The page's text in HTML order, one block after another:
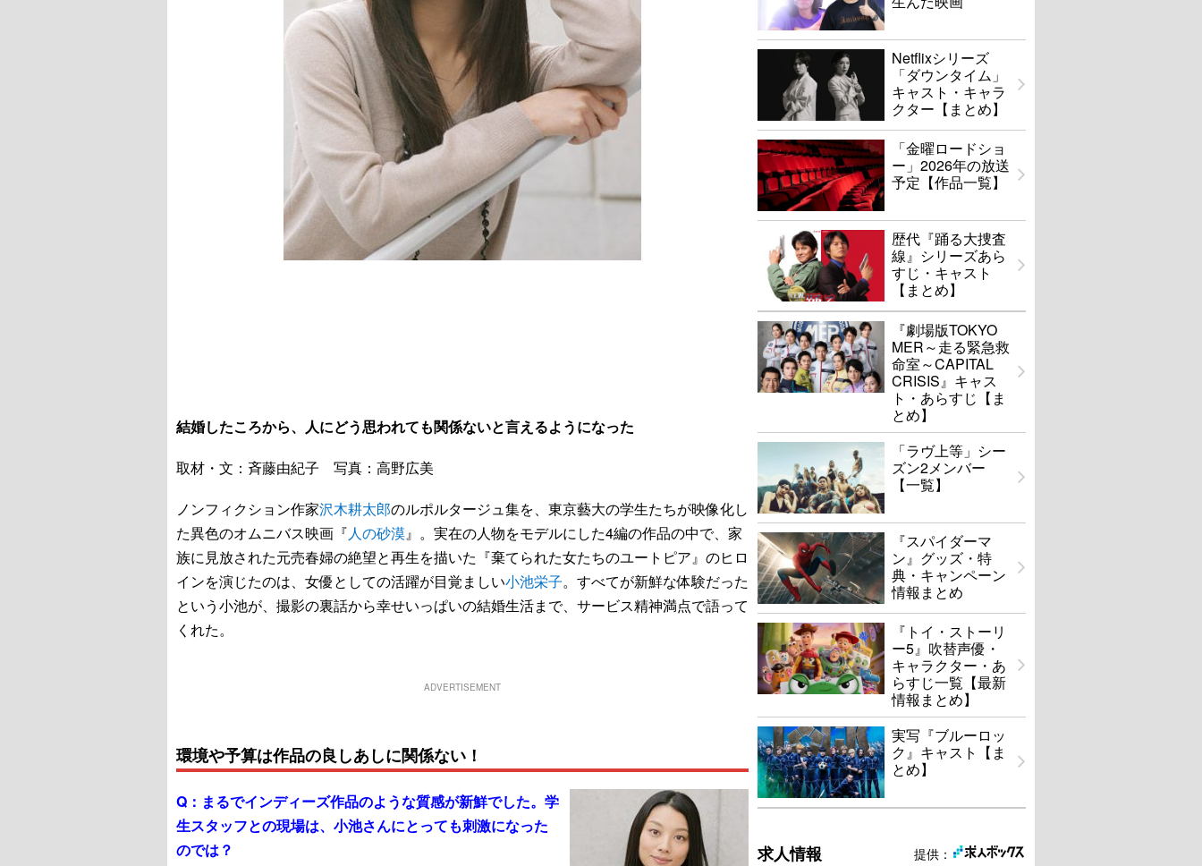
結婚したころから、人にどう思われても関係ないと言えるようになった
取材・文：斉藤由紀子 写真：高野広美
ノンフィクション作家沢木耕太郎のルポルタージュ集を、東京藝大の学生たちが映像化し
た異色のオムニバス映画『人の砂漠』。実在の人物をモデルにした4編の作品の中で、家
族に見放された元売春婦の絶望と再生を描いた『棄てられた女たちのユートピア』のヒロ
インを演じたのは、女優としての活躍が目覚ましい小池栄子。すべてが新鮮な体験だった
という小池が、撮影の裏話から幸せいっぱいの結婚生活まで、サービス精神満点で語って
くれた。
ADVERTISEMENT
環境や予算は作品の良しあしに関係ない！
Q： まるでインディーズ作品のような質感が新鮮でした。学
生スタッフとの現場は、小池さんにとっても刺激になった
のでは？
Netflixシリーズ
「ダウンタイム」
キャスト・キャラ
クター【まとめ】
「金曜ロードショ
ー」2026年の放送
予定【作品一覧】
歴代『踊る大捜査
線』シリーズあら
すじ・キャスト
【まとめ】
『劇場版TOKYO
MER～走る緊急救
命室～CAPITAL
CRISIS』キャス
ト・あらすじ【ま
とめ】
「ラヴ上等」シー
ズン2メンバー
【一覧】
『スパイダーマ
ン』グッズ・特
典・キャンペーン
情報まとめ
『トイ・ストーリ
ー5』吹替声優・
キャラクター・あ
らすじ一覧【最新
情報まとめ】
実写『ブルーロッ
ク』キャスト【ま
とめ】
提供：
求人情報